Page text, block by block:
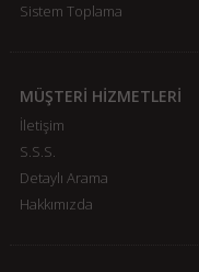
Sistem Toplama
MÜŞTERİ HİZMETLERİ
İletişim
S.S.S.
Detaylı Arama
Hakkımızda